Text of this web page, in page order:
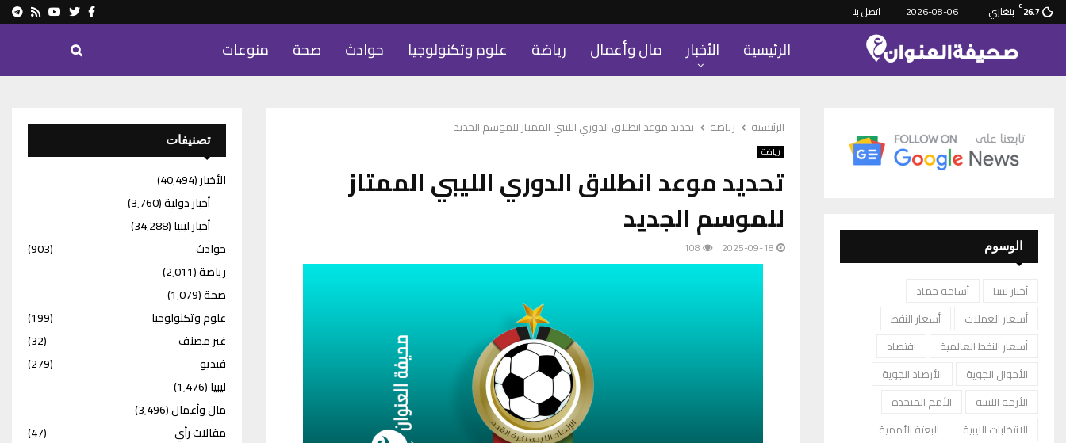
26.7
C بنغازي 2026-08-06 اتصل بنا Facebook
Twitter
Youtube
Rss
الرئيسية الأخبار مال وأعمال رياضة علوم وتكنولوجيا حوادث صحة منوعات
الرئيسية رياضة تحديد موعد انطلاق الدوري الليبي الممتاز للموسم الجديد
رياضة
تحديد موعد انطلاق الدوري الليبي الممتاز
للموسم الجديد
2025-09-18
108 الوسوم
أخبار ليبيا
أسامة حماد
أسعار العملات
أسعار النفط
أسعار النفط العالمية
اقتصاد
الأحوال الجوية
الأرصاد الجوية
الأزمة الليبية
الأمم المتحدة
الانتخابات الليبية
البعثة الأممية
تصنيفات
الأخبار(40٬494)
أخبار دولية(3٬760)
أخبار ليبيا(34٬288)
حوادث
(903)
رياضة(2٬011)
صحة(1٬079)
علوم وتكنولوجيا
(199)
غير مصنف
(32)
فيديو
(279)
ليبيا(1٬476)
مال وأعمال(3٬496)
مقالات رأي
(47)